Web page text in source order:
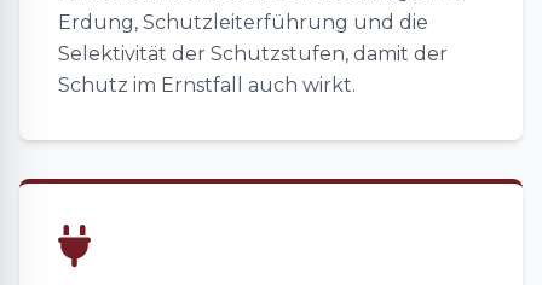
Erdung, Schutzleiterführung und die
Selektivität der Schutzstufen, damit der
Schutz im Ernstfall auch wirkt.